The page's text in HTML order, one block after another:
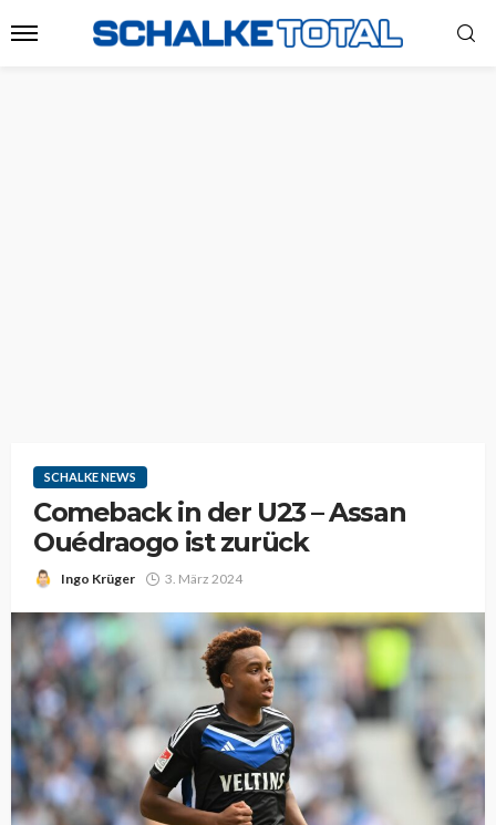
SCHALKE NEWS
Comeback in der U23 – Assan
Ouédraogo ist zurück
Ingo Krüger 3. März 2024